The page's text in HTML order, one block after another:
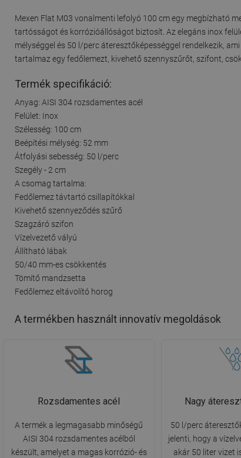
Mexen Flat M03 vonalmenti lefolyó 100 cm egy megbízható
tartósságot és korrózióállóságot biztosít. Az elegáns inox
mélységgel és 50 l/perc áteresztőképességgel rendelkezik,
tartalmaz egy fedőlemezt, kivehető szennyszűrőt, szifont,
Termék specifikáció:
Anyag: AISI 304 rozsdamentes acél
Felület: Inox
Szélesség: 100 cm
Beépítési mélység: 52 mm
Átfolyási sebesség: 50 l/perc
Szegély - 2 cm
A csomag tartalma:
Fedőlemez távtartó csillapítókkal
Kivehető szennyeződés szűrő
Szagzáró szifon
Vízelvezető vályú
Állítható lábak
50/40 mm-es csökkentés
Tömítő mandzsetta
Fedőlemez eltávolító horog
A termékben használt innovatív megoldások
Rozsdamentes acél
A termék a legmagasabb minőségű
AISI 304 rozsdamentes acélból
készült, amelyet a magas korrózió- és
Nagy
50 l/perc
jelenti, hogy a
akár 50 liter vizet